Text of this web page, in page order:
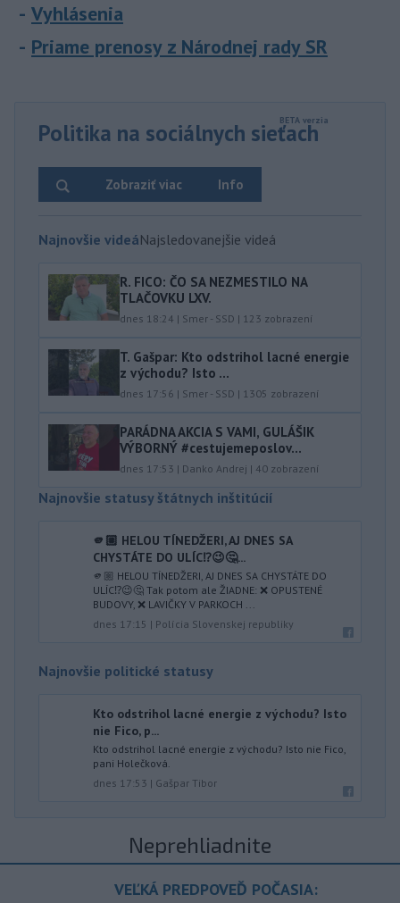
Vyhlásenia
Priame prenosy z Národnej rady SR
Politika na sociálnych sieťach
Info
Zobraziť viac
Najnovšie videáNajsledovanejšie videá
R. FICO: ČO SA NEZMESTILO NA
TLAČOVKU LXV.
dnes 18:24 | Smer - SSD | 123 zobrazení
T. Gašpar: Kto odstrihol lacné energie
z východu? Isto ...
dnes 17:56 | Smer - SSD | 1305 zobrazení
PARÁDNA AKCIA S VAMI, GULÁŠIK
VÝBORNÝ #cestujemeposlov...
dnes 17:53 | Danko Andrej | 40 zobrazení
Najnovšie statusy štátnych inštitúcií
🫵🏼 HELOU TÍNEDŽERI, AJ DNES SA
CHYSTÁTE DO ULÍC⁉️😉🤔...
🫵🏼 HELOU TÍNEDŽERI, AJ DNES SA CHYSTÁTE DO
ULÍC⁉️😉🤔 Tak potom ale ŽIADNE: ❌ OPUSTENÉ
BUDOVY, ❌ LAVIČKY V PARKOCH ...
dnes 17:15 | Polícia Slovenskej republiky
Najnovšie politické statusy
Kto odstrihol lacné energie z východu? Isto
nie Fico, p...
Kto odstrihol lacné energie z východu? Isto nie Fico,
pani Holečková.
dnes 17:53 | Gašpar Tibor
Neprehliadnite
VEĽKÁ PREDPOVEĎ POČASIA: